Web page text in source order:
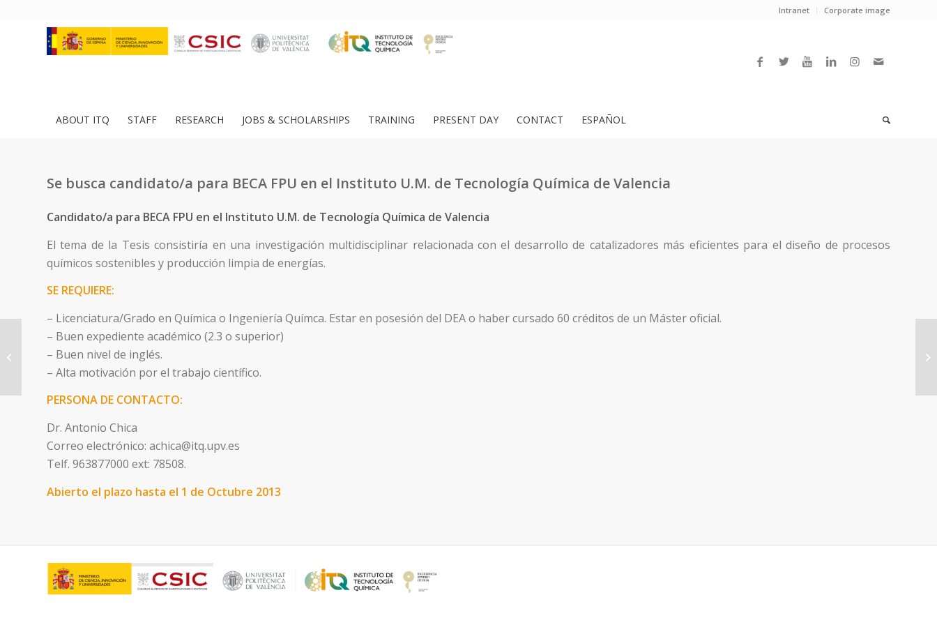
Intranet Corporate image
ABOUT ITQ STAFF RESEARCH JOBS & SCHOLARSHIPS TRAINING PRESENT DAY CONTACT ESPAÑOL
Se busca candidato/a para BECA FPU en el Instituto U.M. de Tecnología Química de Valencia
Candidato/a para BECA FPU en el Instituto U.M. de Tecnología Química de Valencia
El tema de la Tesis consistiría en una investigación multidisciplinar relacionada con el desarrollo de catalizadores más eficientes para el diseño de procesos
químicos sostenibles y producción limpia de energías.
SE REQUIERE:
– Licenciatura/Grado en Química o Ingeniería Químca. Estar en posesión del DEA o haber cursado 60 créditos de un Máster oficial.
– Buen expediente académico (2.3 o superior)
– Buen nivel de inglés.
– Alta motivación por el trabajo científico.
PERSONA DE CONTACTO:
Dr. Antonio Chica
Correo electrónico: achica@itq.upv.es
Telf. 963877000 ext: 78508.
Abierto el plazo hasta el 1 de Octubre 2013
Técnico Superior. IU Mixto de
Tecnología Química. Código C08706